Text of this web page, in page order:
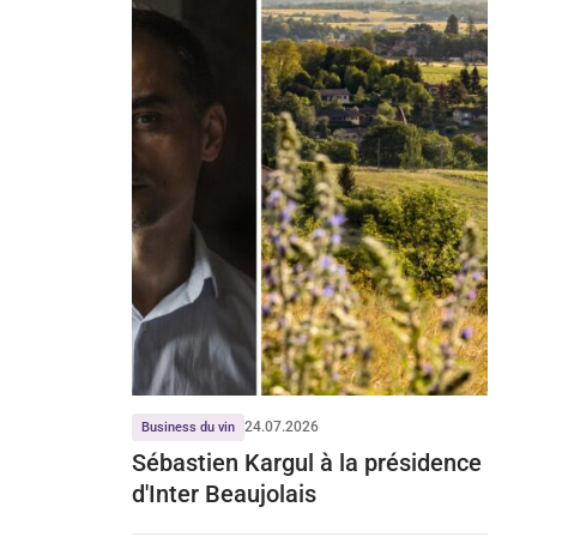
Business du vin 24.07.2026
Sébastien Kargul à la présidence
d'Inter Beaujolais